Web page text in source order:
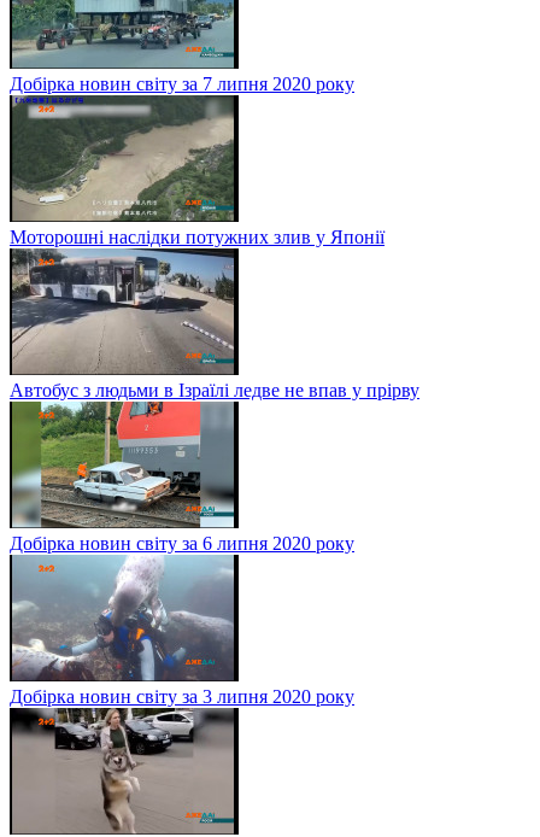
Добірка новин світу за 7 липня 2020 року
Моторошні наслідки потужних злив у Японії
Автобус з людьми в Ізраїлі ледве не впав у прірву
Добірка новин світу за 6 липня 2020 року
Добірка новин світу за 3 липня 2020 року